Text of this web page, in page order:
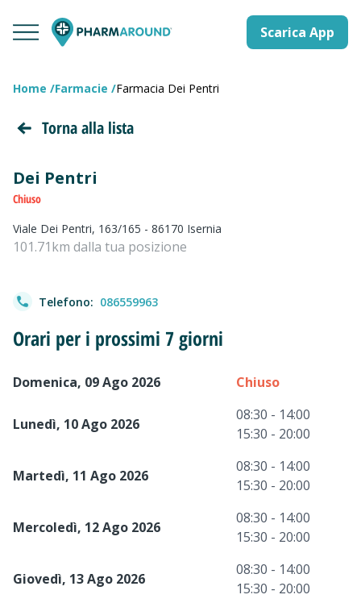
Scarica App
Home Farmacie Farmacia Dei Pentri
Torna alla lista
Dei Pentri
Chiuso
Viale Dei Pentri, 163/165 - 86170 Isernia
101.71km dalla tua posizione
Telefono: 086559963
Orari per i prossimi 7 giorni
Domenica, 09 Ago 2026 Chiuso
Lunedì, 10 Ago 2026
08:30 - 14:00
15:30 - 20:00
Martedì, 11 Ago 2026
08:30 - 14:00
15:30 - 20:00
Mercoledì, 12 Ago 2026
08:30 - 14:00
15:30 - 20:00
Giovedì, 13 Ago 2026
08:30 - 14:00
15:30 - 20:00